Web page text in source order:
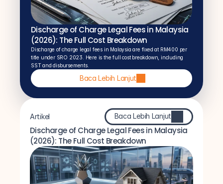
Discharge of Charge Legal Fees in Malaysia
(2026): The Full Cost Breakdown
Discharge of charge legal fees in Malaysia are fixed at RM400 per
title under SRO 2023. Here is the full cost breakdown, including
SST and disbursements.
Baca Lebih Lanjut
Artikel Baca Lebih Lanjut
Discharge of Charge Legal Fees in Malaysia
(2026): The Full Cost Breakdown